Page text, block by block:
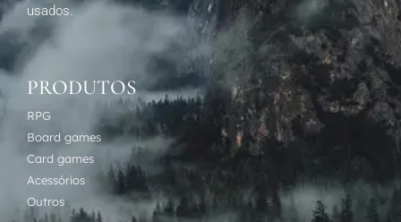
usados.
PRODUTOS
RPG
Board games
Card games
Acessórios
Outros